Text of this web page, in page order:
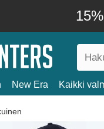
New Era Kaikki